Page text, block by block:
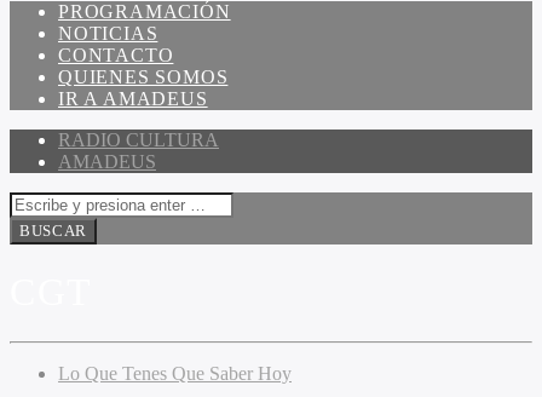
PROGRAMACIÓN
NOTICIAS
CONTACTO
QUIENES SOMOS
IR A AMADEUS
RADIO CULTURA
AMADEUS
Lo Que Tenes Que Saber Hoy